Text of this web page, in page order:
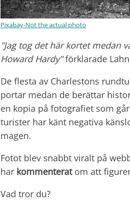
Pixabay-Not the actual photo
"Jag tog det här kortet medan
Howard Hardy"förklarade
De flesta av Charlestons
portar medan de berättar
en kopia på fotografiet som
turister har känt negativa
magen.
Fotot blev snabbt viralt på
har kommenteratom att
Vad tror du?